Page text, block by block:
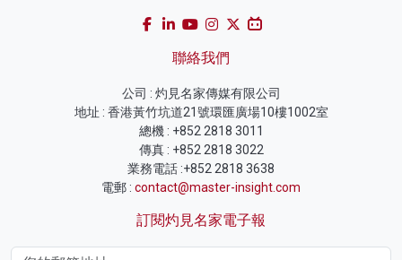
聯絡我們
公司 : 灼見名家傳媒有限公司
地址 : 香港黃竹坑道21號環匯廣場10樓1002室
總機 : +852 2818 3011
傳真 : +852 2818 3022
業務電話 :+852 2818 3638
電郵 : contact@master-insight.com
訂閱灼見名家電子報